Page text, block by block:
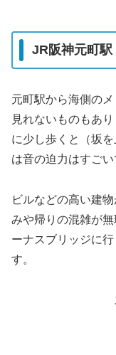
JR阪神元町
元町駅から海側の
見れないものもあ
に少し歩くと（坂
は音の迫力はすごい
ビルなどの高い建
みや帰りの混雑が
ーナスブリッジに
す。